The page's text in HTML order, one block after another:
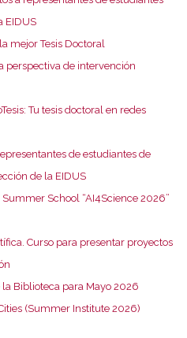
EIDUS
mejor Tesis Doctoral
perspectiva de intervención
Tu tesis doctoral en redes
de estudiantes de
de la EIDUS
School “AI4Science 2026”
Curso para presentar proyectos
Biblioteca para Mayo 2026
(Summer Institute 2026)